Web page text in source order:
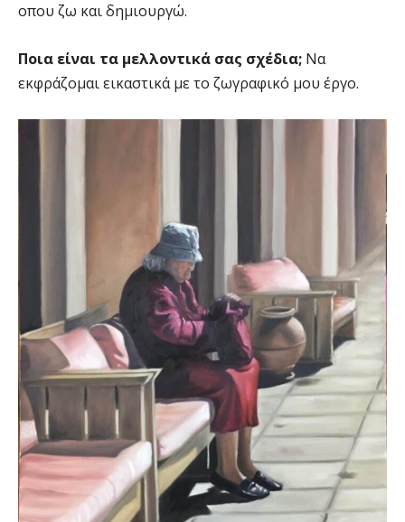
οπου ζω και δημιουργώ.
Ποια είναι τα μελλοντικά σας σχέδια; Να
εκφράζομαι εικαστικά με το ζωγραφικό μου έργο.